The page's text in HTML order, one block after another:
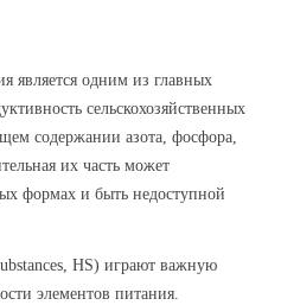
является одним из главных
сельскохозяйственных
содержании азота, фосфора,
их часть может
формах и быть недоступной
HS) играют важную
элементов питания.